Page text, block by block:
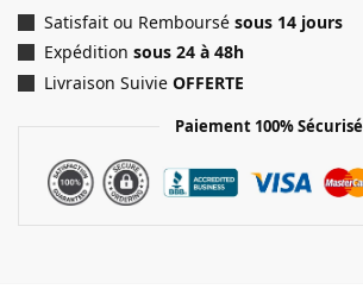
Satisfait ou Remboursé sous 14 jours
Expédition sous 24 à 48h
Livraison Suivie OFFERTE
Paiement 100% Sécurisé